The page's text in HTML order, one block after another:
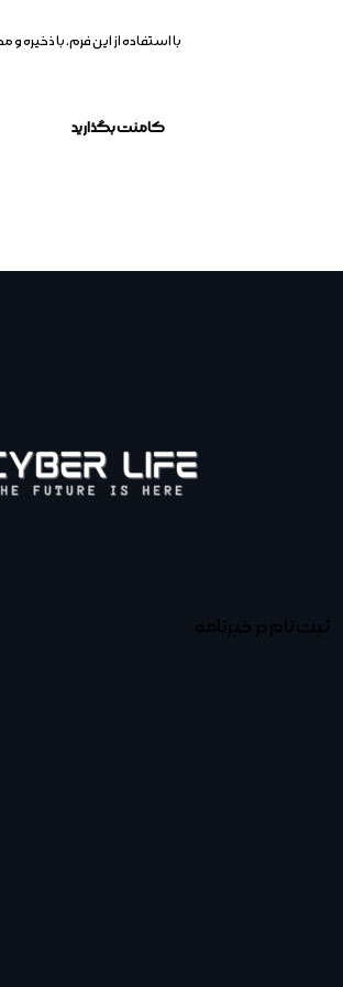
با استفاده از این فرم، با
ثبت نام در خبرنامه